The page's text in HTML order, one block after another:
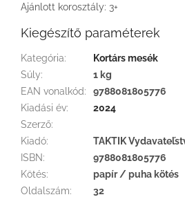
Ajánlott korosztály: 3+
Kiegészítő paraméterek
Kategória:
Kortárs mesék
Súly:
1 kg
EAN vonalkód:
9788081805776
Kiadási év:
2024
Szerző:
Kiadó:
TAKTIK
ISBN:
9788081805776
Kötés:
papír / puha kötés
Oldalszám: 32